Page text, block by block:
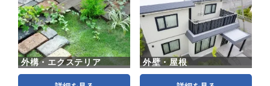
外構・エクステリア 外壁・屋根